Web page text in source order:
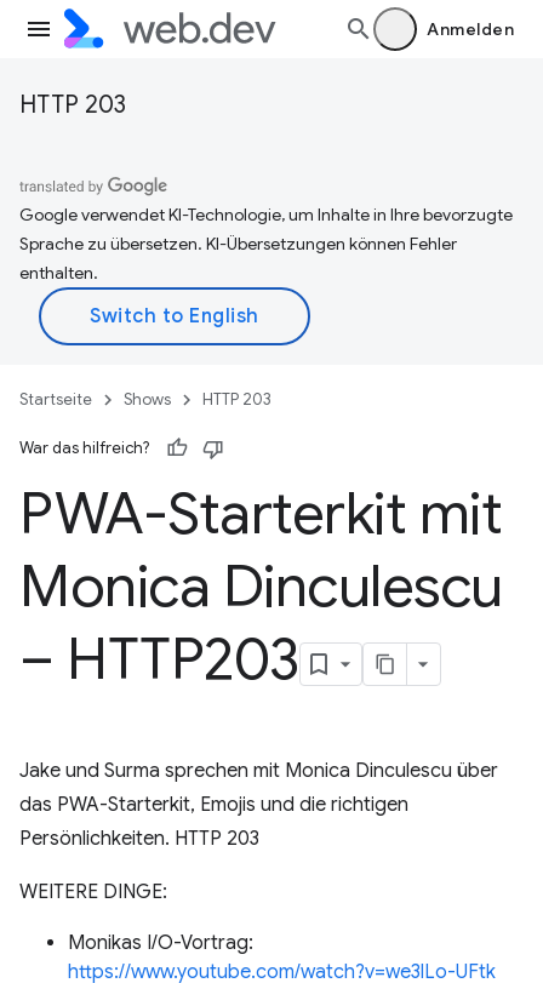
Anmelden
HTTP 203
Google verwendet KI-Technologie, um Inhalte in Ihre bevorzugte
Sprache zu übersetzen. KI-Übersetzungen können Fehler
enthalten.
Startseite Shows HTTP 203
War das hilfreich?
PWA-Starterkit mit
Monica Dinculescu
– HTTP203
Jake und Surma sprechen mit Monica Dinculescu über
das PWA-Starterkit, Emojis und die richtigen
Persönlichkeiten. HTTP 203
WEITERE DINGE:
Monikas I/O-Vortrag:
https://www.youtube.com/watch?v=we3lLo-UFtk